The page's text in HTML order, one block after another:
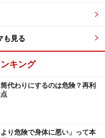
す。
ナトリウムが血圧に
いるためです。つまり、
”を摂りすぎないように注
正確な表現になります。
動物性食品問わず、さま
ただ、食品に含まれるナ
醤油や味噌などの調味料
、高血圧に対する効果が
摂りすぎに注意しましょ
も見る
キング
代わりにするのは危険？再利
より危険で身体に悪い」って本